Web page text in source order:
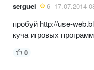
serguei 6 17.07.2014
пробуй http://use-
куча игровых программ
0